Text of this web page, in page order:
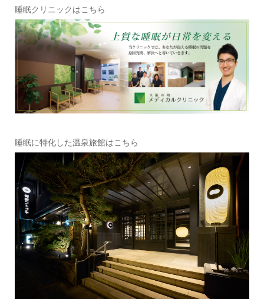
睡眠クリニックはこちら
睡眠に特化した温泉旅館はこちら